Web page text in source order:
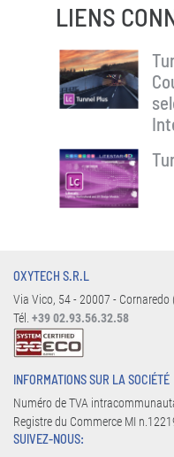
LIENS
OXYTECH S.R.L
Via Vico, 54 - 20007 - Cornaredo
Tél. +39 02.93.56.32.58
INFORMATIONS SUR LA SOCIÉTÉ
Numéro de TVA
Registre du Commerce MI
SUIVEZ-NOUS: